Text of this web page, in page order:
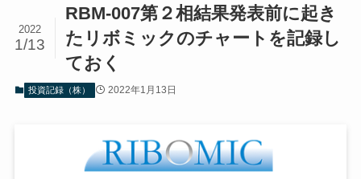
RBM-007第２相結果発表前に起き
たリボミックのチャートを記録し
ておく
2022
1/13
投資記録（株） 2022年1月13日